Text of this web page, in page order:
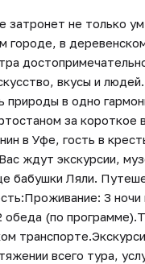
затронет не только
городе, в
вкусы и
в одно
за
в Уфе, гость в
ждут экскурсии,
бабушки Ляли.
3
обеда (по
всего тура,